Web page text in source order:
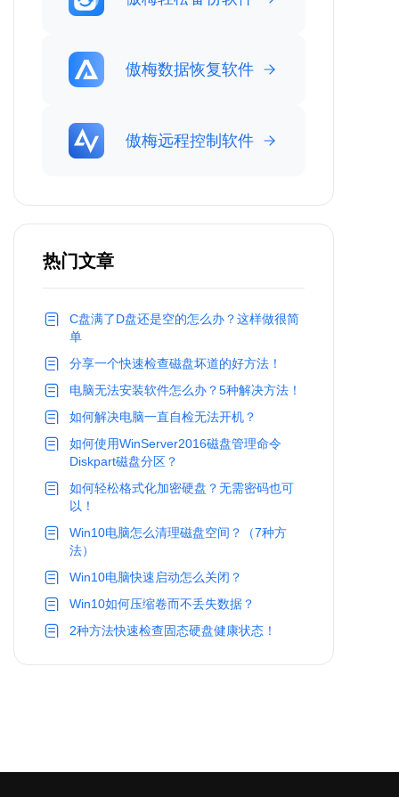
傲梅数据恢复软件
傲梅远程控制软件
热门文章
C盘满了D盘还是空的怎么办？这样做很简
单
分享一个快速检查磁盘坏道的好方法！
电脑无法安装软件怎么办？5种解决方法！
如何解决电脑一直自检无法开机？
如何使用WinServer2016磁盘管理命令
Diskpart磁盘分区？
如何轻松格式化加密硬盘？无需密码也可
以！
Win10电脑怎么清理磁盘空间？（7种方
法）
Win10电脑快速启动怎么关闭？
Win10如何压缩卷而不丢失数据？
2种方法快速检查固态硬盘健康状态！